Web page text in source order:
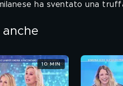
ha sventato una
anche
10 MIN